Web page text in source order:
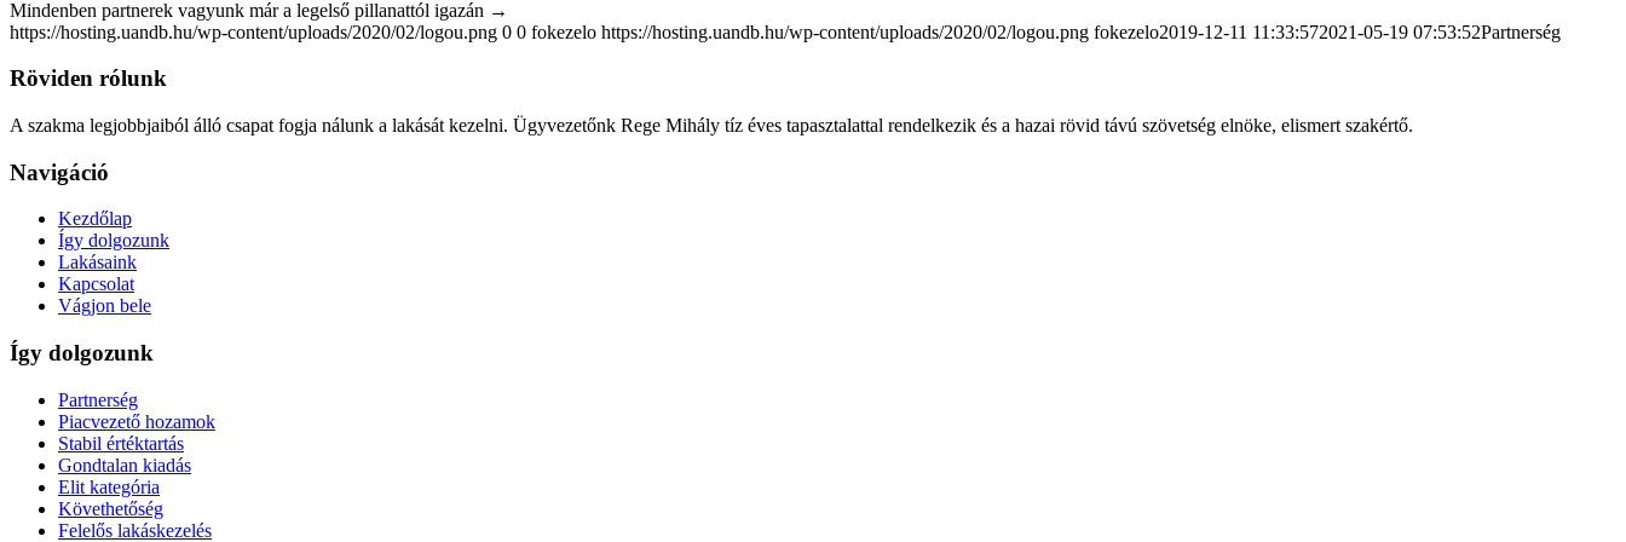
Mindenben partnerek vagyunk már a legelső pillanattól igazán →
https://hosting.uandb.hu/wp-content/uploads/2020/02/logou.png 0 0 fokezelo https://hosting.uandb.hu/wp-content/uploads/2020/02/logou.png fokezelo2019-12-11 11:33:572021-05-19 07:53:52Partnerség
Röviden rólunk
A szakma legjobbjaiból álló csapat fogja nálunk a lakását kezelni. Ügyvezetőnk Rege Mihály tíz éves tapasztalattal rendelkezik és a hazai rövid távú szövetség elnöke, elismert szakértő.
Navigáció
Kezdőlap
Így dolgozunk
Lakásaink
Kapcsolat
Vágjon bele
Így dolgozunk
Partnerség
Piacvezető hozamok
Stabil értéktartás
Gondtalan kiadás
Elit kategória
Követhetőség
Felelős lakáskezelés